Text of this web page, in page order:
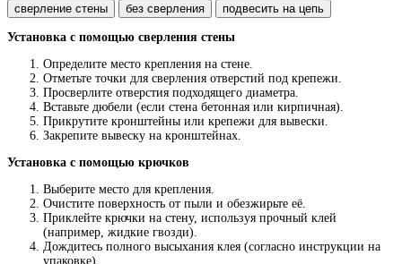
сверление стены без сверления подвесить на цепь
Установка с помощью сверления стены
Определите место крепления на стене.
Отметьте точки для сверления отверстий под крепежи.
Просверлите отверстия подходящего диаметра.
Вставьте дюбели (если стена бетонная или кирпичная).
Прикрутите кронштейны или крепежи для вывески.
Закрепите вывеску на кронштейнах.
Установка с помощью крючков
Выберите место для крепления.
Очистите поверхность от пыли и обезжирьте её.
Приклейте крючки на стену, используя прочный клей
(например, жидкие гвозди).
Дождитесь полного высыхания клея (согласно инструкции на
упаковке).